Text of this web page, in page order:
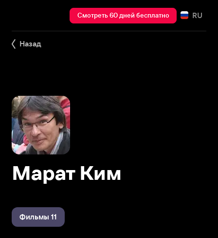
Смотреть 60 дней бесплатно RU
Назад
Марат Ким
Фильмы 11